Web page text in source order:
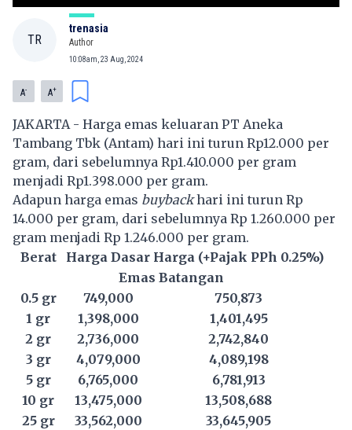
TR
trenasia
Author
10:08am, 23 Aug, 2024
A- A+
JAKARTA - Harga emas keluaran PT Aneka
Tambang Tbk (Antam) hari ini turun Rp12.000 per
gram, dari sebelumnya Rp1.410.000 per gram
menjadi Rp1.398.000 per gram.
Adapun harga emas buybackhari ini turun Rp
14.000 per gram, dari sebelumnya Rp 1.260.000 per
gram menjadi Rp 1.246.000 per gram.
Berat
Harga Dasar Harga (+Pajak PPh 0.25%)
Emas Batangan
0.5 gr
749,000
750,873
1 gr
1,398,000
1,401,495
2 gr
2,736,000
2,742,840
3 gr
4,079,000
4,089,198
5 gr
6,765,000
6,781,913
10 gr
13,475,000
13,508,688
25 gr
33,562,000
33,645,905